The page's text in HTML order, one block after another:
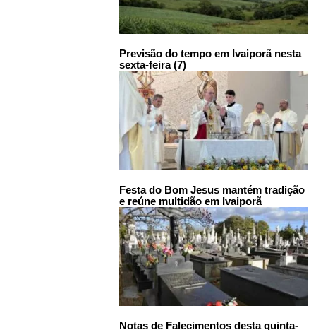
Previsão do tempo em Ivaiporã nesta
sexta-feira (7)
Festa do Bom Jesus mantém tradição
e reúne multidão em Ivaiporã
Notas de Falecimentos desta quinta-